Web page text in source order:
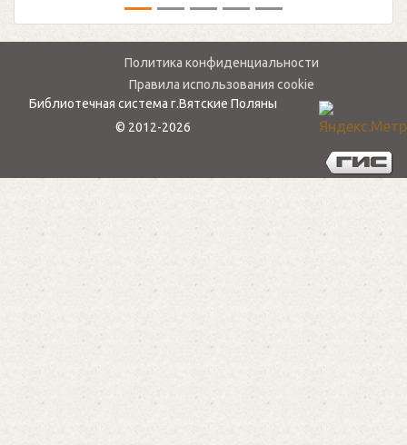
Политика конфиденциальности
Правила использования cookie
Библиотечная система г.Вятские Поляны
© 2012-2026